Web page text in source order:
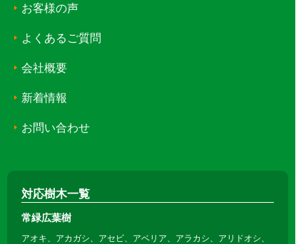
お客様の声
よくあるご質問
会社概要
新着情報
お問い合わせ
対応樹木一覧
常緑広葉樹
アオキ、アカガシ、アセビ、アベリア、アラカシ、アリドオシ、